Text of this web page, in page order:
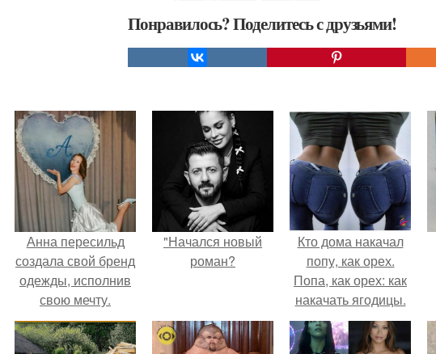
Понравилось? Поделитесь с друзьями!
Анна пересильд
создала свой бренд
одежды, исполнив
свою мечту.
"Начался новый
роман?
Кто дома накачал
попу, как орех.
Попа, как орех: как
накачать ягодицы.